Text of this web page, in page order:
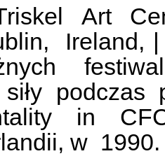
Art
Ireland,
siły
in
w 1990.